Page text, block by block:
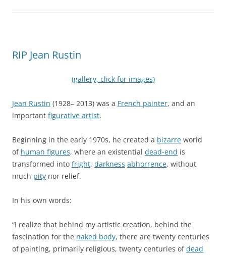
RIP Jean Rustin
(gallery, click for images)
Jean Rustin (1928– 2013) was a French painter, and an
important figurative artist.
Beginning in the early 1970s, he created a bizarre world
of human figures, where an existential dead-end is
transformed into fright, darkness abhorrence, without
much pity nor relief.
In his own words:
“I realize that behind my artistic creation, behind the
fascination for the naked body, there are twenty centuries
of painting, primarily religious, twenty centuries ofdead